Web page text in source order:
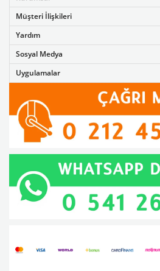
Müşteri İlişkileri
Yardım
Sosyal Medya
Uygulamalar